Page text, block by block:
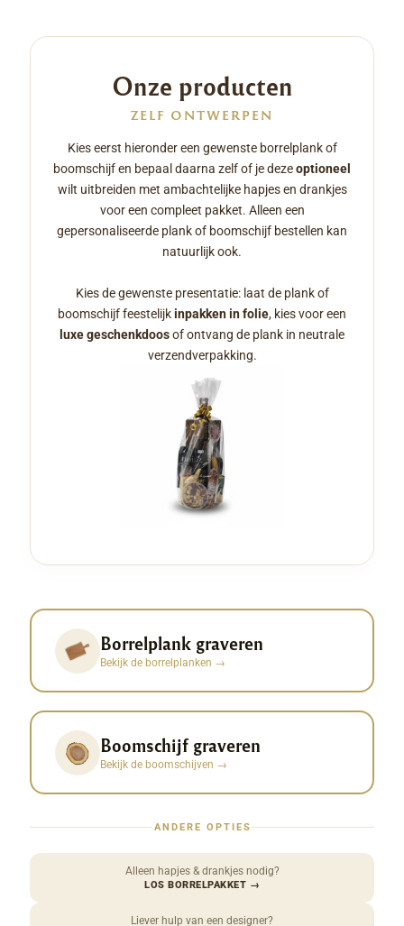
Onze producten
ZELF ONTWERPEN
Kies eerst hieronder een gewenste borrelplank of
boomschijf en bepaal daarna zelf of je dezeoptioneel
wilt uitbreiden met ambachtelijke hapjes en drankjes
voor een compleet pakket. Alleen een
gepersonaliseerde plank of boomschijf bestellen kan
natuurlijk ook.
Kies de gewenste presentatie: laat de plank of
boomschijf feestelijkinpakken in folie, kies voor een
luxe geschenkdoosof ontvang de plank in neutrale
verzendverpakking.
Borrelplank graveren
Bekijk de borrelplanken →
Boomschijf graveren
Bekijk de boomschijven →
ANDERE OPTIES
Alleen hapjes & drankjes nodig?
LOS BORRELPAKKET →
Liever hulp van een designer?